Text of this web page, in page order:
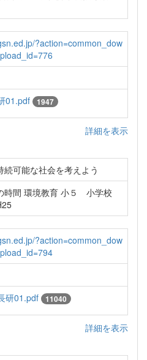
?action=common_dow
01.pdf 1947
詳細を表示
続可能な社会を考えよう
時間 環境教育 小５ 小学校
?action=common_dow
研01.pdf 11040
詳細を表示